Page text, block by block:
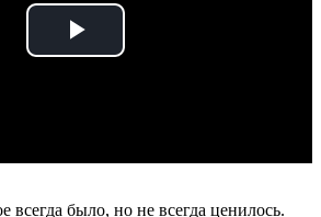
Play
всегда было, но не всегда ценилось.